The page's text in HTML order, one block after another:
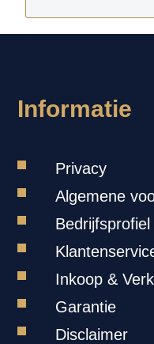
Informatie
Privacy
Algemene
Bedrijfsprofiel
Inkoop &
Garantie
Disclaimer